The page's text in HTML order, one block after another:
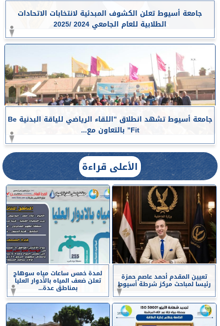
جامعة أسيوط تعلن الكشوف المبدئية لانتخابات الاتحادات
الطلابية للعام الجامعي 2024 /2025
جامعة أسيوط تشهد انطلاق ”اللقاء الرياضي للياقة البدنية Be
Fit” بالتعاون مع...
الأعلى قراءة
تعيين المقدم أحمد عاصم حمزة
رئيسا لمباحث مركز شرطة أسيوط
لمدة خمس ساعات مياه سوهاج
تعلن ضعف المياه بالأدوار العليا
بمناطق عدة...